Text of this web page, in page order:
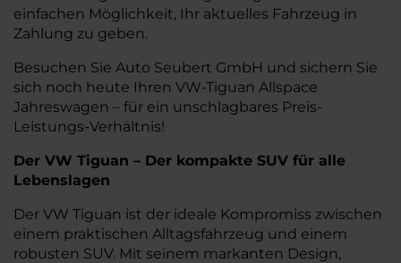
einfachen Möglichkeit, Ihr aktuelles Fahrzeug in
Zahlung zu geben.
Besuchen Sie Auto Seubert GmbH und sichern Sie
sich noch heute Ihren VW-Tiguan Allspace
Jahreswagen – für ein unschlagbares Preis-
Leistungs-Verhältnis!
Der VW Tiguan – Der kompakte SUV für alle
Lebenslagen
Der VW Tiguan ist der ideale Kompromiss zwischen
einem praktischen Alltagsfahrzeug und einem
robusten SUV. Mit seinem markanten Design,